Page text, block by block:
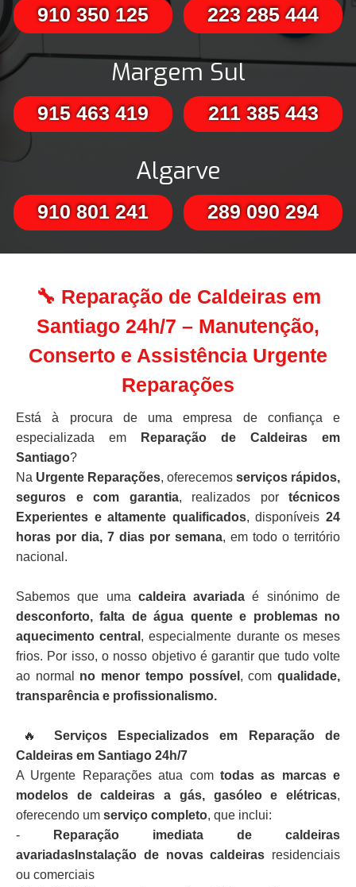
910 350 125 223 285 444
Margem Sul
915 463 419 211 385 443
Algarve
910 801 241 289 090 294
🔧 Reparação de Caldeiras em
Santiago 24h/7 – Manutenção,
Conserto e Assistência Urgente
Reparações
Está à procura de uma empresa de confiança e
especializada em
Reparação de Caldeiras em
Santiago?
Na Urgente Reparações, oferecemos serviços rápidos,
seguros e com garantia, realizados por técnicos
Experientes e altamente qualificados, disponíveis24
horas por dia, 7 dias por semana, em todo o território
nacional.
Sabemos que uma caldeira avariada é sinónimo de
desconforto, falta de água quente e problemas no
aquecimento central , especialmente durante os meses
frios. Por isso, o nosso objetivo é garantir que tudo volte
ao normal no menor tempo possível , comqualidade,
transparência e profissionalismo.
🔥
Serviços Especializados em Reparação de
Caldeiras em Santiago 24h/7
A Urgente Reparações atua com todas as marcas e
modelos de caldeiras a gás, gasóleo e elétricas,
oferecendo um serviço completo, que inclui:
-
Reparação imediata de caldeiras
avariadasInstalação de novas caldeiras residenciais
ou comerciais